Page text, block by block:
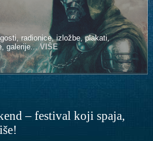
radionice, izložbe, plakati,
galerije...VIŠE
radionice, izložbe, plakati,
galerije...VIŠE
– festival koji spaja,